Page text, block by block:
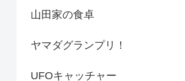
山田家の食卓
ヤマダグランプリ！
UFOキャッチャー